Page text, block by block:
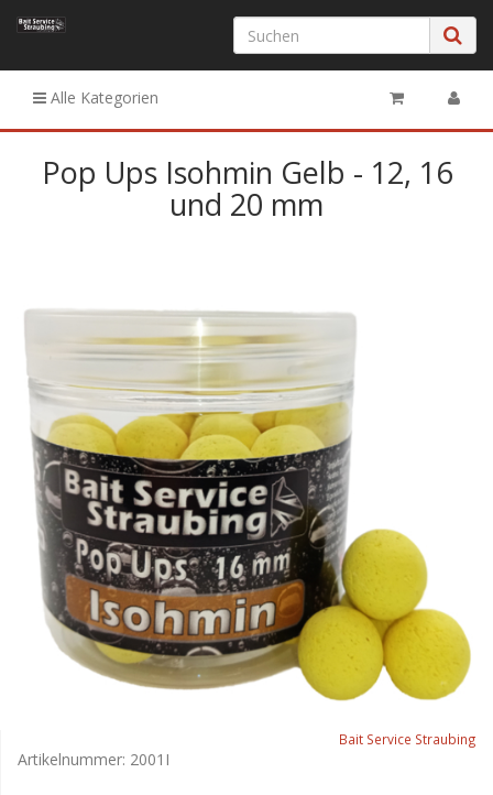
Alle Kategorien
Pop Ups Isohmin Gelb - 12, 16
und 20 mm
Bait Service Straubing
Artikelnummer: 2001I